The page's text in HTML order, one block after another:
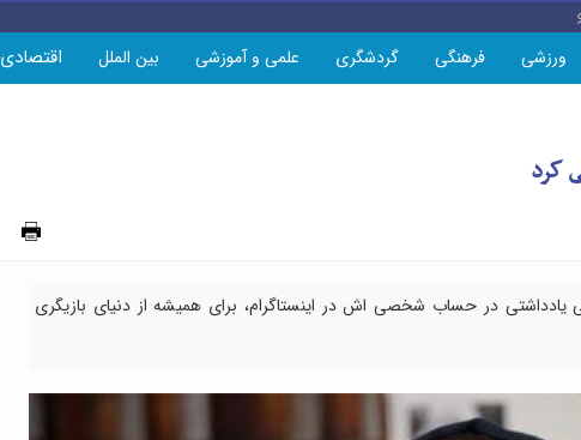
ورزشی فرهنگی گردشگری علمی و آموزشی بین الملل اقتصادی
کرد
یادداشتی در حساب شخصی اش در اینستاگرام، برای همیشه از دنیای بازیگری